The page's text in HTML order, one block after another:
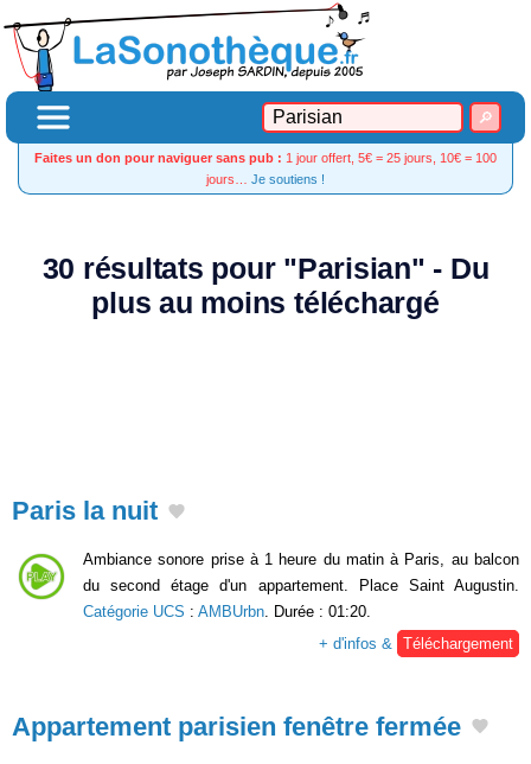
Faites un don pour naviguer sans pub : 1 jour offert, 5€ = 25 jours, 10€ = 100
jours… Je soutiens !
30 résultats pour "Parisian" - Du
plus au moins téléchargé
Paris la nuit
Ambiance sonore prise à 1 heure du matin à Paris, au balcon
du second étage d'un appartement. Place Saint Augustin.
Catégorie UCS : AMBUrbn . Durée : 01:20.
+ d'infos &
Téléchargement
Appartement parisien fenêtre fermée